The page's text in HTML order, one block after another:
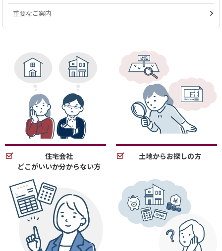
重要なご案内
住宅会社
どこがいいか分からない方
土地からお探しの方